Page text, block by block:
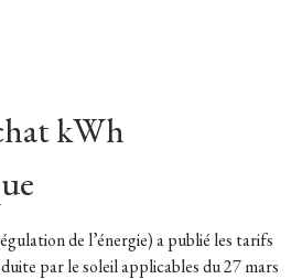
kWh
de l’énergie) a publié les tarifs
par le soleil applicables du 27 mars